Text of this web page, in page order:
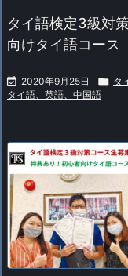
タイ語検定3級対
向けタイ語コース
 2020年9月25日  タ
タイ語、英語、中国語